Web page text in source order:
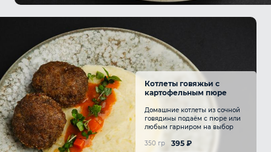
Котлеты говяжьи с
картофельным пюре
Домашние котлеты из сочной
говядины подаём с пюре или
любым гарниром на выбор
395 ₽
350 гр